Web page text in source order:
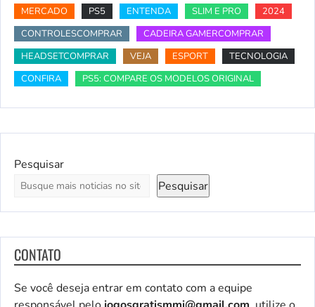
MERCADO
PS5 ENTENDA SLIM E PRO
2024
CONTROLESCOMPRAR
CADEIRA GAMERCOMPRAR
HEADSETCOMPRAR
VEJA ESPORT
TECNOLOGIA
CONFIRA
PS5: COMPARE OS MODELOS ORIGINAL
Pesquisar
Pesquisar
CONTATO
Se você deseja entrar em contato com a equipe